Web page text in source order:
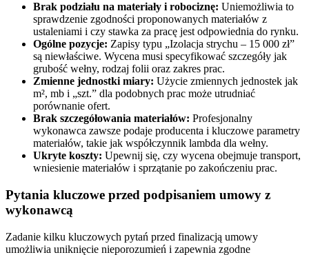
Brak podziału na materiały i robociznę: Uniemożliwia to
sprawdzenie zgodności proponowanych materiałów z
ustaleniami i czy stawka za pracę jest odpowiednia do rynku.
Ogólne pozycje: Zapisy typu „Izolacja strychu – 15 000 zł”
są niewłaściwe. Wycena musi specyfikować szczegóły jak
grubość wełny, rodzaj folii oraz zakres prac.
Zmienne jednostki miary: Użycie zmiennych jednostek jak
m², mb i „szt.” dla podobnych prac może utrudniać
porównanie ofert.
Brak szczegółowania materiałów: Profesjonalny
wykonawca zawsze podaje producenta i kluczowe parametry
materiałów, takie jak współczynnik lambda dla wełny.
Ukryte koszty: Upewnij się, czy wycena obejmuje transport,
wniesienie materiałów i sprzątanie po zakończeniu prac.
Pytania kluczowe przed podpisaniem umowy z
wykonawcą
Zadanie kilku kluczowych pytań przed finalizacją umowy
umożliwia uniknięcie nieporozumień i zapewnia zgodne